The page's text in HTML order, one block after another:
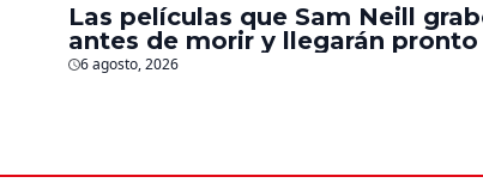
Las películas que Sam Neill
antes de morir y llegarán pronto
salas
6 agosto, 2026